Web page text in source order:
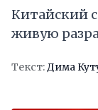
Китайский
живую
Текст:Дима